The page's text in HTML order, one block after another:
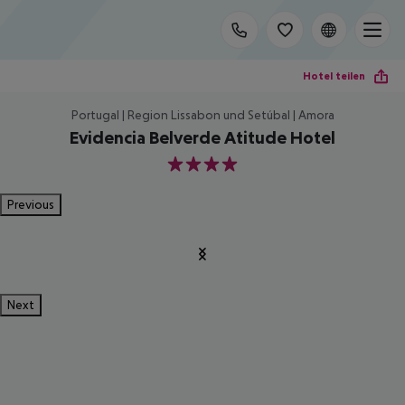
Hotel teilen
Portugal | Region Lissabon und Setúbal | Amora
Evidencia Belverde Atitude Hotel
4
Previous
Next